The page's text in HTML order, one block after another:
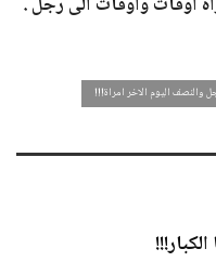
اليوم الاخر امراة!!!